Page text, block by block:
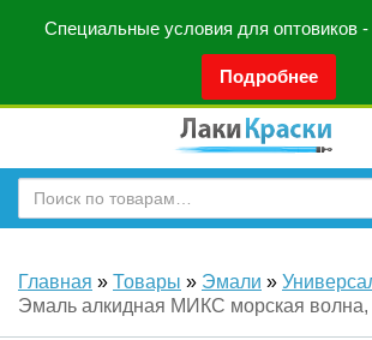
Специальные условия для оптовиков -
Подробнее
Главная » Товары » Эмали »
Эмаль алкидная МИКС морская волна,